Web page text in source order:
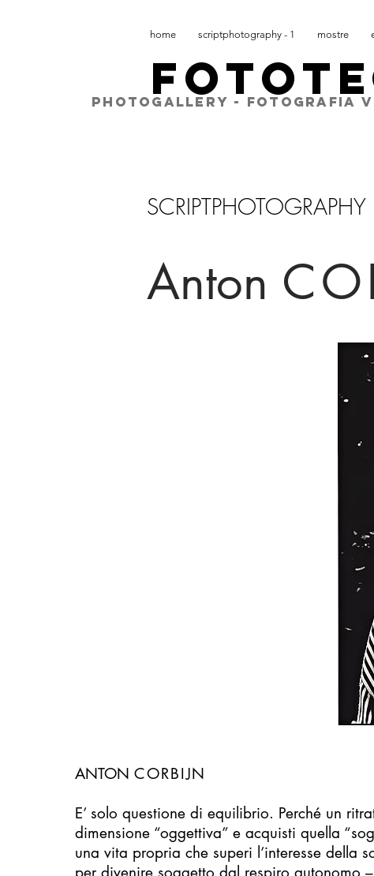
home scriptphotography - 1 mostre
PHOTOGALLERY - FOTOGRAFIA
SCRIPTPHOTOGRAPHY
Anton
ANTON CORBIJN
E’ solo questione di equilibrio. Perché un
dimensione “oggettiva” e acquisti quella
una vita propria che superi l’interesse della